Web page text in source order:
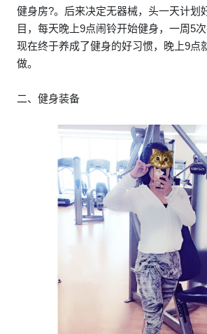
健身房?。后来决定无器械，头一天计划
目，每天晚上9点闹铃开始健身，一周5次
现在终于养成了健身的好习惯，晚上9点
做。
二、健身装备